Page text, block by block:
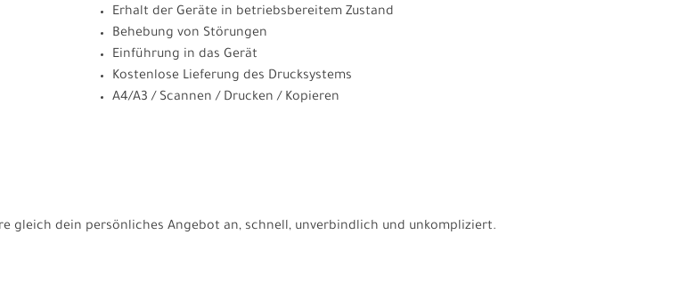
Erhalt der Geräte in betriebsbereitem Zustand
Behebung von Störungen
Einführung in das Gerät
Kostenlose Lieferung des Drucksystems
A4/A3 / Scannen / Drucken / Kopieren
gleich dein persönliches Angebot an, schnell, unverbindlich und unkompliziert.